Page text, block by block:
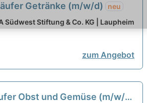
Getränke (m/w/d)
neu
Südwest Stiftung & Co. KG | Laupheim
zum Angebot
Obst und Gemüse (m/w/d)